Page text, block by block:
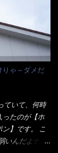
成です。 ど
？ 笑 マルタ
・ノンスチー
んです。 豚
コクが凝縮さ
ごま油を使用
油をスープ
・・・ ええや
えてもへた
っとなるん
スで・・・
で、パック
が出てい
り確認し買う
差がでてるだ
結構美味し
絡まった食
ンを使って
このスプーン
ずまずの美
力の良さを再
ゃ～ダメだ
ていて、何時
ったのが【ホ
】です。 こ
いんだよナァ